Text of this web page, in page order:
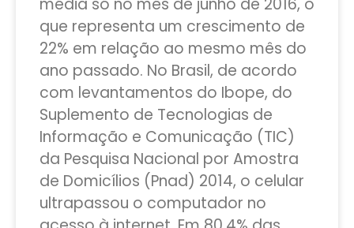
média só no mês de junho de 2016, o
que representa um crescimento de
22% em relação ao mesmo mês do
ano passado. No Brasil, de acordo
com levantamentos do Ibope, do
Suplemento de Tecnologias de
Informação e Comunicação (TIC)
da Pesquisa Nacional por Amostra
de Domicílios (Pnad) 2014, o celular
ultrapassou o computador no